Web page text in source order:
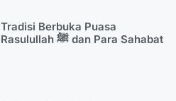
Tradisi Berbuka Puasa
Rasulullah ﷺ dan Para Sahabat